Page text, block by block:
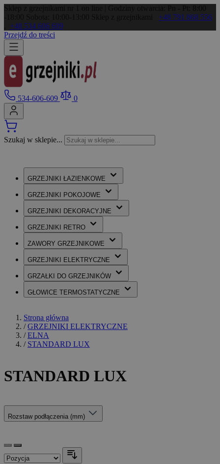
+48 791 868 556
+48 534 606 609
Przejdź do treści
534-606-609 0
Szukaj w sklepie...
GRZEJNIKI ŁAZIENKOWE
GRZEJNIKI POKOJOWE
GRZEJNIKI DEKORACYJNE
GRZEJNIKI RETRO
ZAWORY GRZEJNIKOWE
GRZEJNIKI ELEKTRYCZNE
GRZAŁKI DO GRZEJNIKÓW
GŁOWICE TERMOSTATYCZNE
Strona główna
/ GRZEJNIKI ELEKTRYCZNE
/ ELNA
/ STANDARD LUX
STANDARD LUX
Rozstaw podłączenia (mm)